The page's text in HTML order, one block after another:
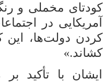
کودتای مخملی و
آمریکایی در
کردن دولت‌ها، این
کشاند.»
ایشان با تأکید